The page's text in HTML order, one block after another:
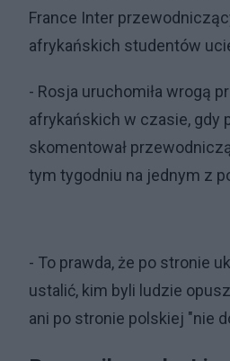
France Inter
afrykańskich studentów
- Rosja uruchomiła wrogą
afrykańskich w czasie, gdy
skomentował
tym tygodniu na jednym z
- To prawda, że po stronie
ustalić, kim byli ludzie
ani po stronie polskiej "nie